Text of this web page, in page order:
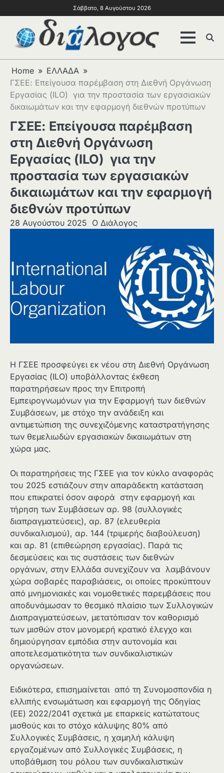
Σάββατο, 8 Αυγούστου 2026
Home
ΕΛΛΑΔΑ
ΓΣΕΕ: Επείγουσα παρέμβαση στη Διεθνή Οργάνωση
Εργασίας (ILO) για την προστασία των εργασιακών
δικαιωμάτων και την εφαρμογή διεθνών προτύπων
ΓΣΕΕ: Επείγουσα παρέμβαση
στη Διεθνή Οργάνωση
Εργασίας (ILO) για την
προστασία των εργασιακών
δικαιωμάτων και την εφαρμογή
διεθνών προτύπων
28 Αυγούστου 2025 Ο Διάλογος
Η ΓΣΕΕ προσφεύγει εκ νέου στη Διεθνή Οργάνωση
Εργασίας (ILO) υποβάλλοντας έκθεση
παρατηρήσεων προς την Επιτροπή
Εμπειρογνωμόνων για την Εφαρμογή των διεθνών
Συμβάσεων, με στόχο την ανάδειξη και
αντιμετώπιση της συνεχιζόμενης καταστρατήγησης
των θεμελιωδών εργασιακών δικαιωμάτων στη
χώρα μας.
Οι παρατηρήσεις της ΓΣΕΕ για τον κύκλο αναφοράς
του 2025 εστιάζουν στην απαράδεκτη κατάσταση
που επικρατεί όσον αφορά στην εφαρμογή και
τήρηση των Συμβάσεων αρ. 98 (συλλογικές
διαπραγματεύσεις), αρ. 87 (ελευθερία
συνδικαλισμού), αρ. 144 (τριμερής διαβούλευση)
και αρ. 81 (επιθεώρηση εργασίας). Παρά τις
δεσμεύσεις και τις συστάσεις των διεθνών
οργάνων, στην Ελλάδα συνεχίζουν να λαμβάνουν
χώρα σοβαρές παραβιάσεις, οι οποίες προκύπτουν
από μνημονιακές και νομοθετικές παρεμβάσεις που
αποδυνάμωσαν το θεσμικό πλαίσιο των Συλλογικών
Διαπραγματεύσεων, μετατόπισαν τον καθορισμό
των μισθών στον μονομερή κρατικό έλεγχο και
δημιούργησαν εμπόδια στην αυτονομία και
αποτελεσματικότητα των συνδικαλιστικών
οργανώσεων.
Ειδικότερα, επισημαίνεται από τη Συνομοσπονδία η
ελλιπής ενσωμάτωση και εφαρμογή της Οδηγίας
(ΕΕ) 2022/2041 σχετικά με επαρκείς κατώτατους
μισθούς και το στόχο κάλυψης 80% από
Συλλογικές Συμβάσεις, η χαμηλή κάλυψη
εργαζομένων από Συλλογικές Συμβάσεις, η
υποβάθμιση του ρόλου των συνδικαλιστικών